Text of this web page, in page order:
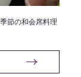
節の和会席料理